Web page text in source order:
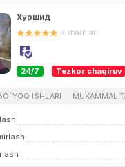
Хуршид
3 sharhlar
24/7 Tezkor chaqiruv
ISHLARI MUKAMMAL